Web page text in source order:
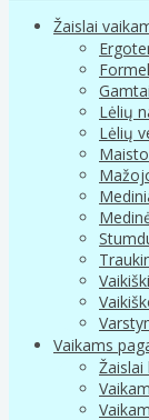
Žaislai
Lėlių
Lėlių
Vaikams
Žaislai